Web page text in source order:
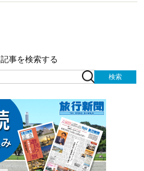
記事を検索する